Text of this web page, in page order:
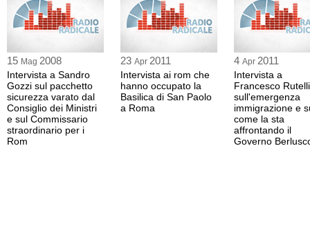
15 Mag 2008
Intervista a Sandro
Gozzi sul pacchetto
sicurezza varato dal
Consiglio dei Ministri
e sul Commissario
straordinario per i
Rom
23 Apr 2011
Intervista ai rom che
hanno occupato la
Basilica di San Paolo
a Roma
4 Apr 2011
Intervista a
Francesco Rutelli
sull'emergenza
immigrazione e
come la sta
affrontando il
Governo